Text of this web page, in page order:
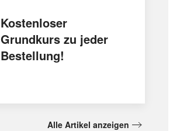
Kostenloser
Grundkurs zu jeder
Bestellung!
Alle Artikel anzeigen